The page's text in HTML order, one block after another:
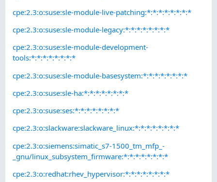
cpe:2.3:o:suse:sle-module-live-patching:*:*:*:*:*:*:*:*
cpe:2.3:o:suse:sle-module-legacy:*:*:*:*:*:*:*:*
cpe:2.3:o:suse:sle-module-development-
tools:*:*:*:*:*:*:*:*
cpe:2.3:o:suse:sle-module-basesystem:*:*:*:*:*:*:*:*
cpe:2.3:o:suse:sle-ha:*:*:*:*:*:*:*:*
cpe:2.3:o:suse:ses:*:*:*:*:*:*:*:*
cpe:2.3:o:slackware:slackware_linux:*:*:*:*:*:*:*:*
cpe:2.3:o:siemens:simatic_s7-1500_tm_mfp_-
_gnu/linux_subsystem_firmware:*:*:*:*:*:*:*:*
cpe:2.3:o:redhat:rhev_hypervisor:*:*:*:*:*:*:*:*